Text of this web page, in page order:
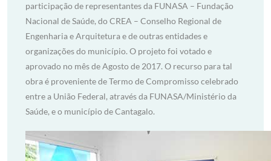
participação de representantes da FUNASA – Fundação
Nacional de Saúde, do CREA – Conselho Regional de
Engenharia e Arquitetura e de outras entidades e
organizações do município. O projeto foi votado e
aprovado no mês de Agosto de 2017. O recurso para tal
obra é proveniente de Termo de Compromisso celebrado
entre a União Federal, através da FUNASA/Ministério da
Saúde, e o município de Cantagalo.